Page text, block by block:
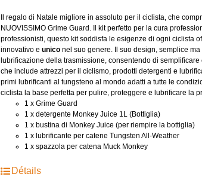
€52.50.€44.99.
Il regalo di Natale migliore in assoluto per il ciclista, che
NUOVISSIMO Grime Guard. Il kit perfetto per la cura
professionisti, questo kit soddisfa le esigenze di ogni ciclista
innovativo euniconel suo genere. Il suo design, semplice
lubrificazione della trasmissione, consentendo di
che include attrezzi per il ciclismo, prodotti detergenti e
primi lubrificanti al tungsteno al mondo adatti a tutte le
ciclista la base perfetta per pulire, proteggere e lubrificare la
1 x Grime Guard
1 x detergente Monkey Juice 1L (Bottiglia)
1 x bustina di Monkey Juice (per riempire la bottiglia)
1 x lubrificante per catene Tungsten All-Weather
1 x spazzola per catena Muck Monkey
Détails